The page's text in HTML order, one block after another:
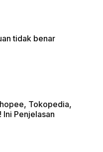
tidak benar
Tokopedia,
Ini Penjelasan